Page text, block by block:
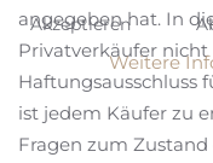
angegeben hat. In
Privatverkäufer
Haftungsausschluss
ist jedem Käufer zu
Fragen zum
Akzeptieren
Weitere